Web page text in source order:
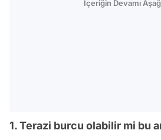
İçeriğin Devamı
1. Terazi burcu olabilir mi bu